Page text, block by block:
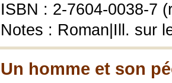
ISBN : 2-7604-0038-7
Notes : Roman|Ill. sur
Un homme et son